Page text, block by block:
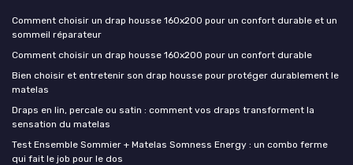
Comment choisir un drap housse 160x200 pour un confort durable et un
sommeil réparateur
Comment choisir un drap housse 160x200 pour un confort durable
Bien choisir et entretenir son drap housse pour protéger durablement le
matelas
Draps en lin, percale ou satin : comment vos draps transforment la
sensation du matelas
Test Ensemble Sommier + Matelas Somness Energy : un combo ferme
qui fait le job pour le dos